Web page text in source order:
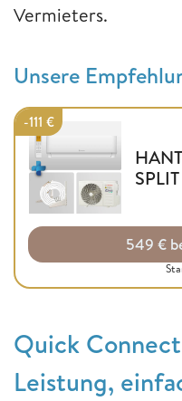
Vermieters.
Unsere
-111 €
549 €
Quick
Leistung,